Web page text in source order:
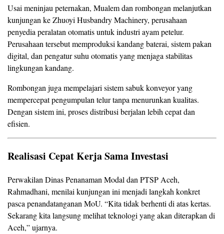
Usai meninjau peternakan, Mualem dan rombongan melanjutkan
kunjungan ke Zhuoyi Husbandry Machinery, perusahaan
penyedia peralatan otomatis untuk industri ayam petelur.
Perusahaan tersebut memproduksi kandang baterai, sistem pakan
digital, dan pengatur suhu otomatis yang menjaga stabilitas
lingkungan kandang.
Rombongan juga mempelajari sistem sabuk konveyor yang
mempercepat pengumpulan telur tanpa menurunkan kualitas.
Dengan sistem ini, proses distribusi berjalan lebih cepat dan
efisien.
Realisasi Cepat Kerja Sama Investasi
Perwakilan Dinas Penanaman Modal dan PTSP Aceh,
Rahmadhani, menilai kunjungan ini menjadi langkah konkret
pasca penandatanganan MoU. “Kita tidak berhenti di atas kertas.
Sekarang kita langsung melihat teknologi yang akan diterapkan di
Aceh,” ujarnya.